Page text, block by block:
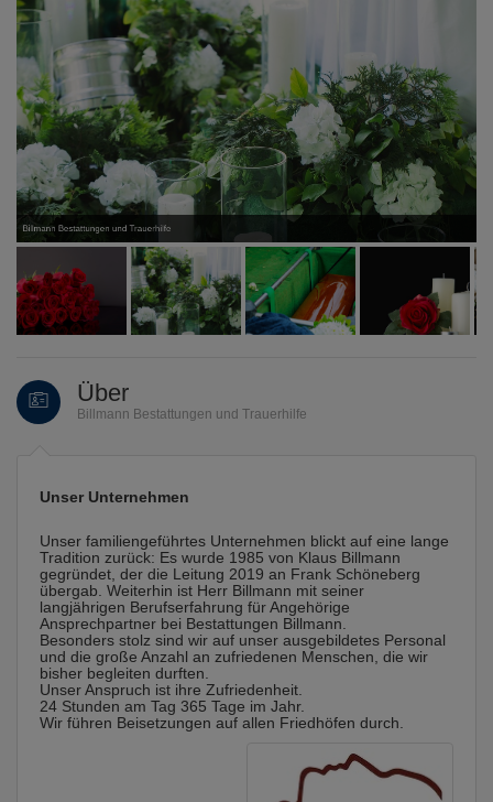
Billmann Bestattungen und Trauerhilfe
Über
Billmann Bestattungen und Trauerhilfe
Unser Unternehmen
Unser familiengeführtes Unternehmen blickt auf eine lange
Tradition zurück: Es wurde 1985 von Klaus Billmann
gegründet, der die Leitung 2019 an Frank Schöneberg
übergab. Weiterhin ist Herr Billmann mit seiner
langjährigen Berufserfahrung für Angehörige
Ansprechpartner bei Bestattungen Billmann.
Besonders stolz sind wir auf unser ausgebildetes Personal
und die große Anzahl an zufriedenen Menschen, die wir
bisher begleiten durften.
Unser Anspruch ist ihre Zufriedenheit.
24 Stunden am Tag 365 Tage im Jahr.
Wir führen Beisetzungen auf allen Friedhöfen durch.